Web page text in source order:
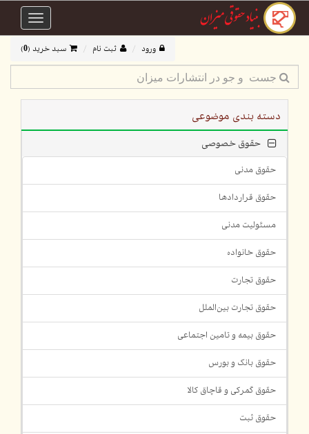
Toggle
ورود ثبت نام سبد خرید (0
)
دسته بندی موضوعی
حقوق خصوصی
حقوق مدنی
حقوق قراردادها
مسئولیت مدنی
حقوق خانواده
حقوق تجارت
حقوق تجارت بین‌الملل
حقوق بیمه و تامین اجتماعی
حقوق بانک و بورس
حقوق گمرکی و قاچاق کالا
حقوق ثبت